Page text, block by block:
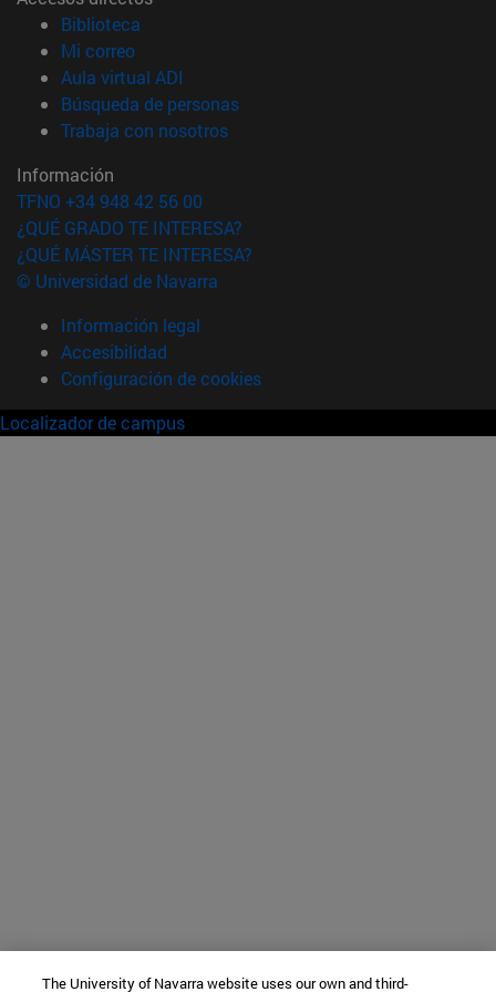
Biblioteca
Mi correo(abre en nueva ventana)
Aula virtual ADI
Búsqueda de personas(abre en nueva ventana)
Trabaja con nosotros(abre en nueva ventana)
Información
TFNO +34 948 42 56 00
¿QUÉ GRADO TE INTERESA?
¿QUÉ MÁSTER TE INTERESA?
© Universidad de Navarra
Información legal
Accesibilidad
Configuración de cookies
Localizador de campus
The University of Navarra website uses our own and third-